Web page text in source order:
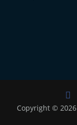
Copyright © 2026